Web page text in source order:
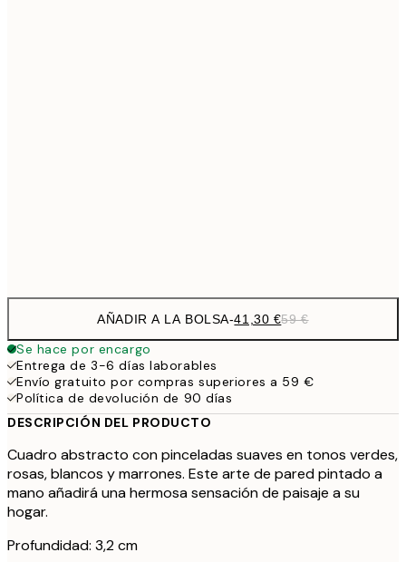
AÑADIR A LA BOLSA-41,30 €59 €
Se hace por encargo
Entrega de 3-6 días laborables
Envío gratuito por compras superiores a 59 €
Política de devolución de 90 días
DESCRIPCIÓN DEL PRODUCTO
Cuadro abstracto con pinceladas suaves en tonos verdes,
rosas, blancos y marrones. Este arte de pared pintado a
mano añadirá una hermosa sensación de paisaje a su
hogar.
Profundidad: 3,2 cm